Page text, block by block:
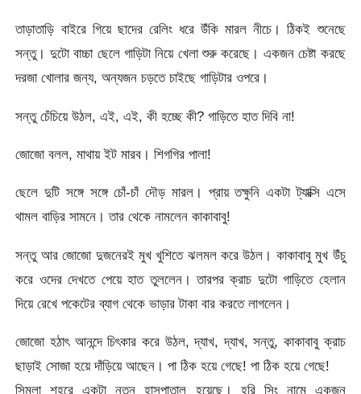
তাড়াতাড়ি বাইরে গিয়ে ছাদের রেলিং ধরে উঁকি মারল নীচে। ঠিকই শুনেছে
সন্তু। দুটো বাচ্চা ছেলে গাড়িটা নিয়ে খেলা শুরু করেছে। একজন চেষ্টা করছে
দরজা খোলার জন্য, অন্যজন চড়তে চাইছে গাড়িটার ওপরে।
সন্তু চেঁচিয়ে উঠল, এই, এই, কী হচ্ছে কী? গাড়িতে হাত দিবি না!
জোজো বলল, মাথায় ইট মারব। শিগগির পালা!
ছেলে দুটি সঙ্গে সঙ্গে চোঁ-চাঁ দৌড় মারল। প্রায় তক্ষুনি একটা ট্যাক্সি এসে
থামল বাড়ির সামনে। তার থেকে নামলেন কাকাবাবু!
সন্তু আর জোজো দুজনেরই মুখ খুশিতে ঝলমল করে উঠল। কাকাবাবু মুখ উঁচু
করে ওদের দেখতে পেয়ে হাত তুললেন। তারপর ক্রাচ দুটো গাড়িতে হেলান
দিয়ে রেখে পকেটের ব্যাগ থেকে ভাড়ার টাকা বার করতে লাগলেন।
জোজো হঠাৎ আনন্দে চিৎকার করে উঠল, দ্যাখ, দ্যাখ, সন্তু, কাকাবাবু ক্রাচ
ছাড়াই সোজা হয়ে দাঁড়িয়ে আছেন। পা ঠিক হয়ে গেছে! পা ঠিক হয়ে গেছে!
সিমলা শহরে একটা নতুন হাসপাতাল হয়েছে। হরি সিং নামে একজন